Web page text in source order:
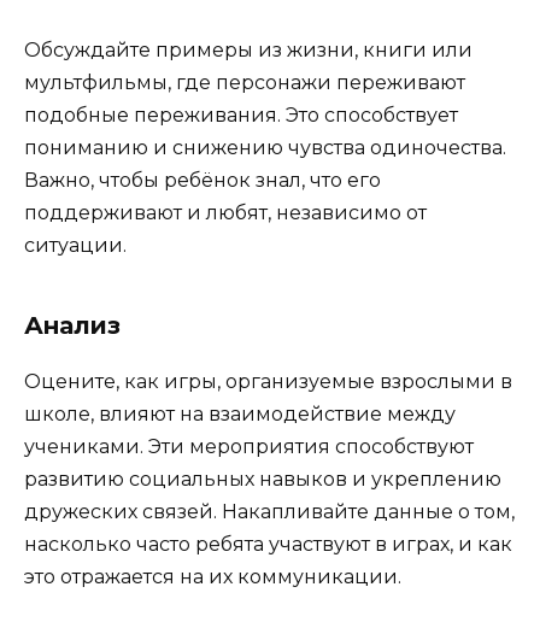
Обсуждайте примеры из жизни, книги или
мультфильмы, где персонажи переживают
подобные переживания. Это способствует
пониманию и снижению чувства одиночества.
Важно, чтобы ребёнок знал, что его
поддерживают и любят, независимо от
ситуации.
Анализ
Оцените, как игры, организуемые взрослыми в
школе, влияют на взаимодействие между
учениками. Эти мероприятия способствуют
развитию социальных навыков и укреплению
дружеских связей. Накапливайте данные о том,
насколько часто ребята участвуют в играх, и как
это отражается на их коммуникации.